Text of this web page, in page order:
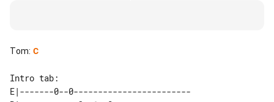
Tom: C
Intro tab:
E|-------0--0------------------------